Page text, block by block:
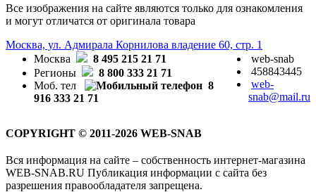
Все изображения на сайте являются только для ознакомления
и могут отличатся от оригинала товара
Москва, ул. Адмирала Корнилова владение 60, стр. 1
Москва
8 495 215 21 71
Регионы
8 800 333 21 71
Моб. тел
8
916 333 21 71
web-snab
458843445
web-
snab@mail.ru
COPYRIGHT © 2011-2026 WEB-SNAB
Вся информация на сайте – собственность интернет-магазина
WEB-SNAB.RU Публикация информации с сайта без
разрешения правообладателя запрещена.